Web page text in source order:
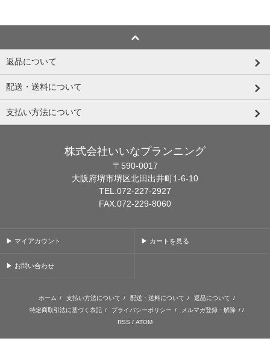
返品について
配送・送料について
支払い方法について
株式会社いいなプランニング
〒590-0017
大阪府堺市堺区北田出井町1-6-10
TEL.072-227-2927
FAX.072-229-8060
▶ マイアカウント ▶ カートを見る
▶ お問い合わせ
ホーム / 支払い方法について / 配送・送料について / 返品について /
特定商取引法に基づく表記 / プライバシーポリシー / メルマガ登録・解除 / /
RSS / ATOM